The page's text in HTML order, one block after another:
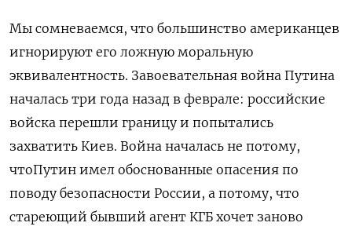
Мы сомневаемся, что большинство американцев
игнорируют его ложную моральную
эквивалентность. Завоевательная война Путина
началась три года назад в феврале: российские
войска перешли границу и попытались
захватить Киев. Война началась не потому,
чтоПутин имел обоснованные опасения по
поводу безопасности России, а потому, что
стареющий бывший агент КГБ хочет заново